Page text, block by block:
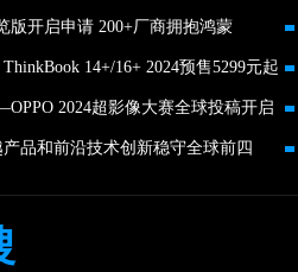
版开启申请 200+厂商拥抱鸿蒙
14+/16+ 2024预售5299元起
2024超影像大赛全球投稿开启
产品和前沿技术创新稳守全球前四